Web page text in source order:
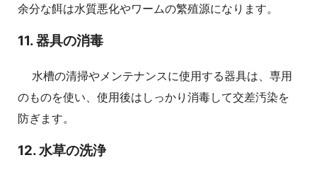
余分な餌は水質悪化やワームの繁殖源になります。
11. 器具の消毒
水槽の清掃やメンテナンスに使用する器具は、専用
のものを使い、使用後はしっかり消毒して交差汚染を
防ぎます。
12. 水草の洗浄